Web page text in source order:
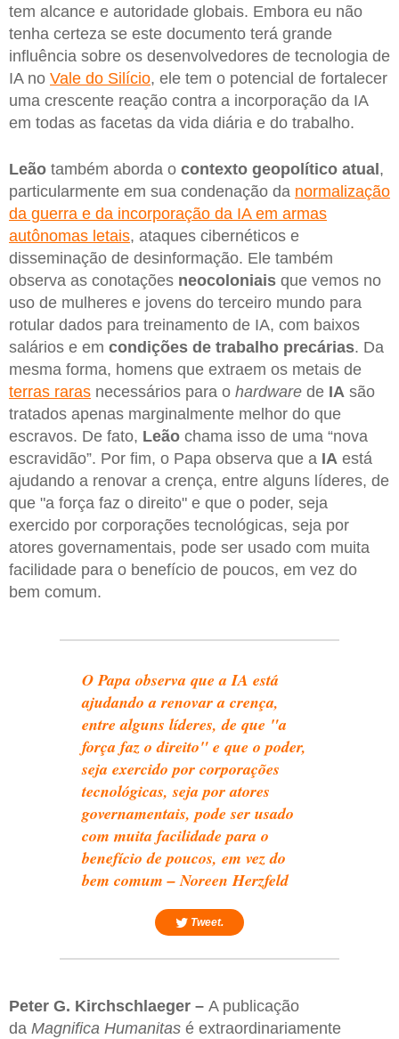
tem alcance e autoridade globais. Embora eu não
tenha certeza se este documento terá grande
influência sobre os desenvolvedores de tecnologia de
IA no Vale do Silício, ele tem o potencial de fortalecer
uma crescente reação contra a incorporação da IA ​​
em todas as facetas da vida diária e do trabalho.
Leão também aborda o contexto geopolítico atual,
particularmente em sua condenação da normalização
da guerra e da incorporação da IA ​​em armas
autônomas letais, ataques cibernéticos e
disseminação de desinformação. Ele também
observa as conotações neocoloniais que vemos no
uso de mulheres e jovens do terceiro mundo para
rotular dados para treinamento de IA, com baixos
salários e em condições de trabalho precárias. Da
mesma forma, homens que extraem os metais de
terras raras necessários para o hardware de IA são
tratados apenas marginalmente melhor do que
escravos. De fato, Leão chama isso de uma “nova
escravidão”. Por fim, o Papa observa que a IA está
ajudando a renovar a crença, entre alguns líderes, de
que "a força faz o direito" e que o poder, seja
exercido por corporações tecnológicas, seja por
atores governamentais, pode ser usado com muita
facilidade para o benefício de poucos, em vez do
bem comum.
O Papa observa que a IA está
ajudando a renovar a crença,
entre alguns líderes, de que "a
força faz o direito" e que o poder,
seja exercido por corporações
tecnológicas, seja por atores
governamentais, pode ser usado
com muita facilidade para o
benefício de poucos, em vez do
bem comum – Noreen Herzfeld
Tweet.
Peter G. Kirchschlaeger – A publicação
da Magnifica Humanitas é extraordinariamente